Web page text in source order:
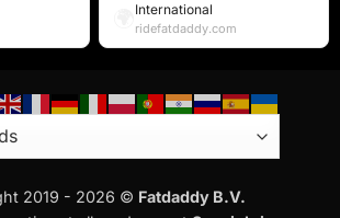
International
ridefatdaddy.com
2019 - 2026 © Fatdaddy B.V.